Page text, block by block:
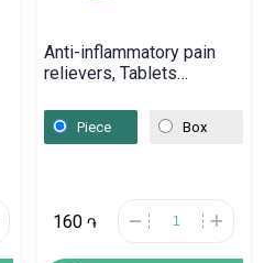
Anti-inflammatory pain
relievers, Tablets
Գերմանիա
Piece Box
160 ֏